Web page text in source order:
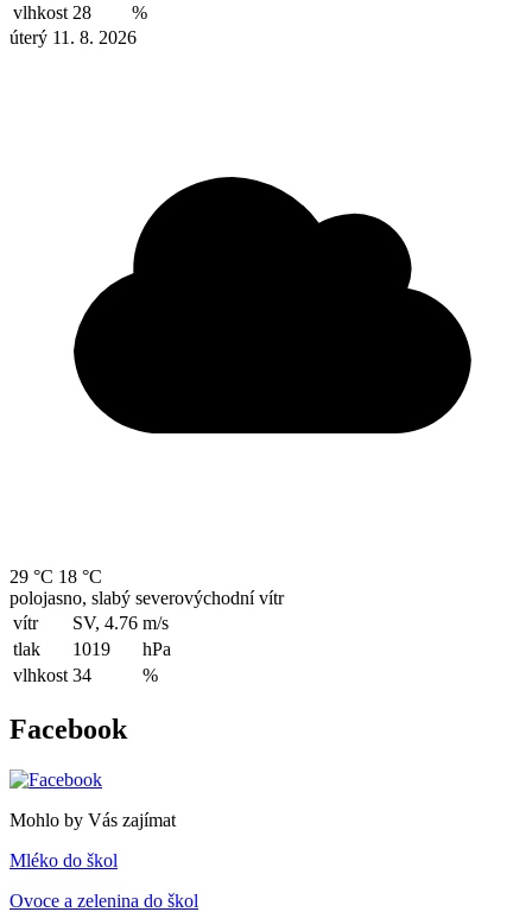
vlhkost 28
%
úterý 11. 8. 2026
29 °C 18 °C
polojasno, slabý severovýchodní vítr
vítr
SV, 4.76 m/s
tlak
1019
hPa
vlhkost 34 %
Facebook
Mohlo by Vás zajímat
Mléko do škol
Ovoce a zelenina do škol